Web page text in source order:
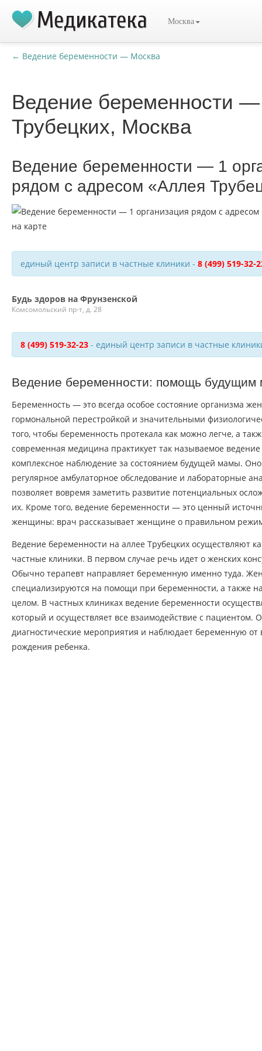
Москва
← Ведение беременности — Москва
Ведение беременности
Трубецких, Москва
Ведение беременности — 1
рядом с адресом «Аллея
единый центр записи в частные клиники - 8 (499) 519-32-
Будь здоров на Фрунзенской
Комсомольский пр-т, д. 28
8 (499) 519-32-23 - единый центр записи в частные
Ведение беременности: помощь будущим
Беременность — это всегда особое состояние организма
гормональной перестройкой и значительными
того, чтобы беременность протекала как можно легче, а
современная медицина практикует так называемое
комплексное наблюдение за состоянием будущей мамы.
регулярное амбулаторное обследование и лабораторные
позволяет вовремя заметить развитие потенциальных
их. Кроме того, ведение беременности — это ценный
женщины: врач рассказывает женщине о правильном
Ведение беременности на аллее Трубецких осуществляют
частные клиники. В первом случае речь идет о женских
Обычно терапевт направляет беременную именно туда.
специализируются на помощи при беременности, а также
целом. В частных клиниках ведение беременности
который и осуществляет все взаимодействие с пациентом.
диагностические мероприятия и наблюдает беременную
рождения ребенка.